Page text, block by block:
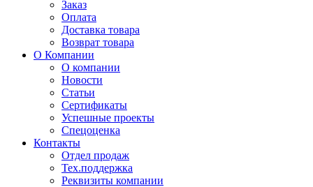
Заказ
Оплата
Доставка товара
Возврат товара
О Компании
О компании
Новости
Статьи
Сертификаты
Успешные проекты
Спецоценка
Контакты
Отдел продаж
Тех.поддержка
Реквизиты компании